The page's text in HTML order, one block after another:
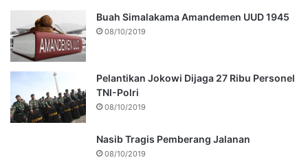
Buah Simalakama Amandemen UUD 1945
08/10/2019
Pelantikan Jokowi Dijaga 27 Ribu Personel
TNI-Polri
08/10/2019
Nasib Tragis Pemberang Jalanan
08/10/2019